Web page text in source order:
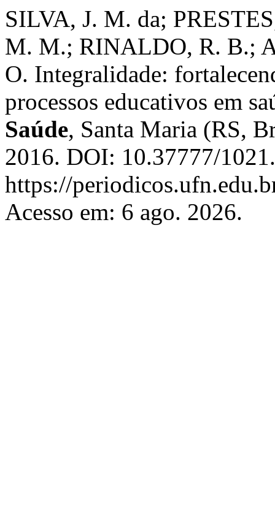
SILVA, J. M. da;
M. M.; RINALDO, R. B.;
O. Integralidade:
processos educativos em
Saúde, Santa Maria (RS,
2016. DOI: 10.37777/
https://
Acesso em: 6 ago. 2026.